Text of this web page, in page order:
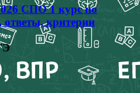
СПО 1 курс по
ответы, критерии